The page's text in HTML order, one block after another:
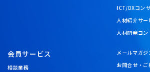
ICT/DXコン
人材紹介サー
人材開発コン
会員サービス
相談業務
メールマガジ
お問合せ・ご